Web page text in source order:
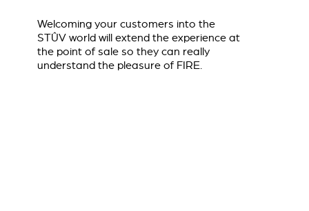
Welcoming your customers into the
STÛV world will extend the experience at
the point of sale so they can really
understand the pleasure of FIRE.